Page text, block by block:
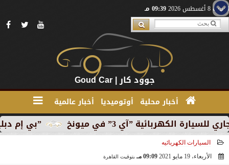
السبت 8 أغسطس 2026 09:39 مـ
جوود كار | Goud Car
أخبار محلية أوتوميديا أخبار عالمية
”بي إم دبليو” تبدأ ”آي 3” في ميونخ
السيارات الكهربائيه
الأربعاء، 19 مايو 2021
09:09 مـ بتوقيت القاهرة